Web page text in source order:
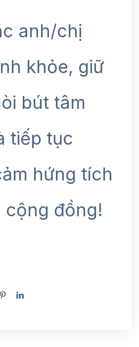
anh/chị
khỏe, giữ
bút tâm
tiếp tục
hứng tích
cộng đồng!